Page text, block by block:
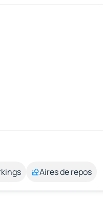
Aires de repos